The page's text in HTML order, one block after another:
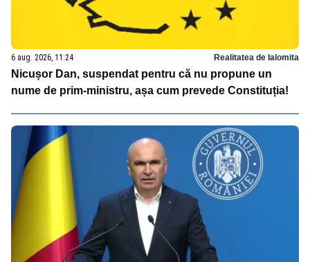
6 aug. 2026, 11:24 Realitatea de Ialomita
Nicușor Dan, suspendat pentru că nu propune un
nume de prim-ministru, așa cum prevede Constituția!